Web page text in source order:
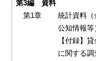
第3編 資料
第1章
統計資料（
公知情報等
【付録】
に関する